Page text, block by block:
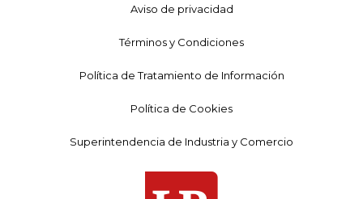
Aviso de privacidad
Términos y Condiciones
Política de Tratamiento de Información
Política de Cookies
Superintendencia de Industria y Comercio